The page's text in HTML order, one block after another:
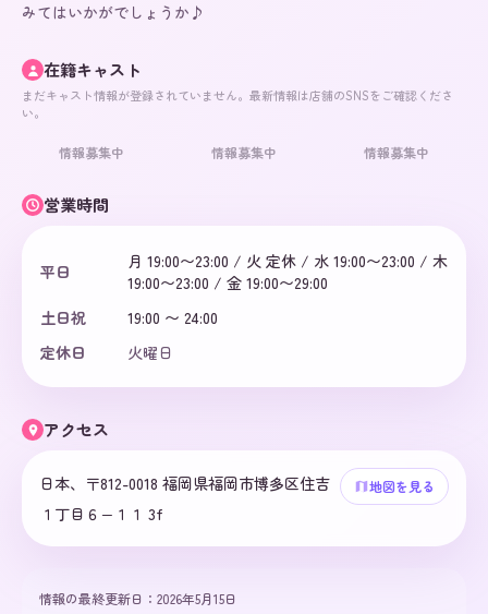
みてはいかがでしょうか♪
在籍キャスト
まだキャスト情報が登録されていません。最新情報は店舗のSNSをご確認くださ
い。
情報募集中 情報募集中 情報募集中
営業時間
平日
月 19:00〜23:00 / 火 定休 / 水 19:00〜23:00 / 木
19:00〜23:00 / 金 19:00〜29:00
土日祝
19:00 〜 24:00
定休日
火曜日
アクセス
日本、〒812-0018 福岡県福岡市博多区住吉
１丁目６−１１ 3f
地図を見る
情報の最終更新日： 2026年5月15日